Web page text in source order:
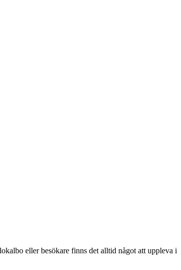
eller besökare finns det alltid något att uppleva i